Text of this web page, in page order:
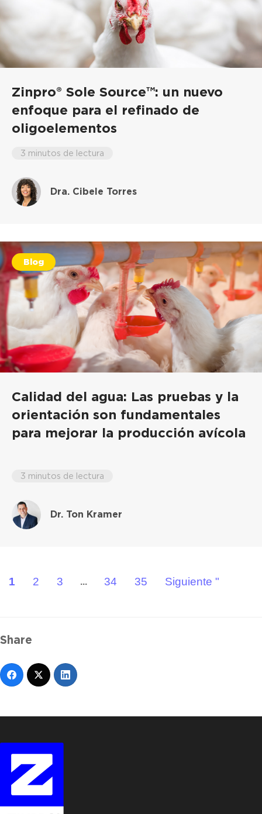
Zinpro® Sole Source™: un nuevo
enfoque para el refinado de
oligoelementos
3 minutos de lectura
Dra. Cibele Torres
Blog
Calidad del agua: Las pruebas y la
orientación son fundamentales
para mejorar la producción avícola
3 minutos de lectura
Dr. Ton Kramer
1 2 3 ... 34 35 Siguiente "
Share